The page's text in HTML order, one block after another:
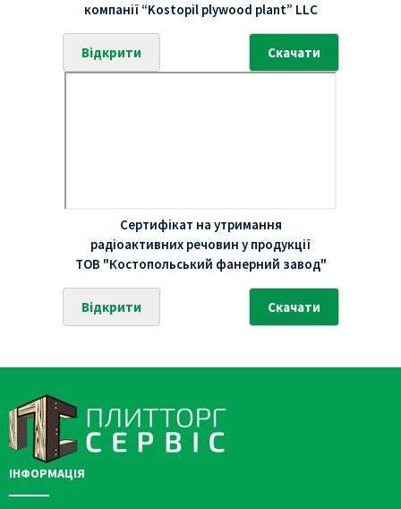
компанії “Kostopil plywood plant” LLC
Відкрити Скачати
Сертифікат на утримання
радіоактивних речовин у продукції
ТОВ "Костопольський фанерний завод"
Відкрити Скачати
ІНФОРМАЦІЯ